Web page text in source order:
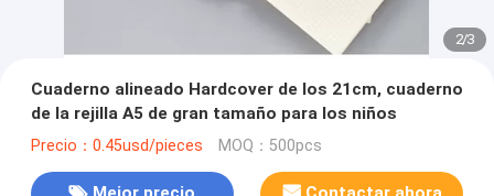
2/3
Cuaderno alineado Hardcover de los 21cm, cuaderno
de la rejilla A5 de gran tamaño para los niños
Precio：0.45usd/pieces MOQ：500pcs